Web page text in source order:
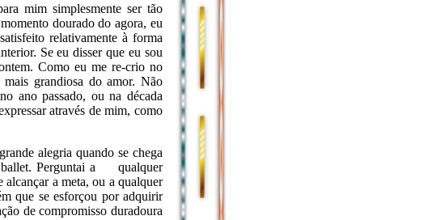
mim simplesmente ser tão
dourado do agora, eu
relativamente à forma
Se eu disser que eu sou
Como eu me re-crio no
grandiosa do amor. Não
ano passado, ou na década
através de mim, como
alegria quando se chega
ballet. Perguntai a qualquer
a meta, ou a qualquer
que se esforçou por adquirir
de compromisso duradoura